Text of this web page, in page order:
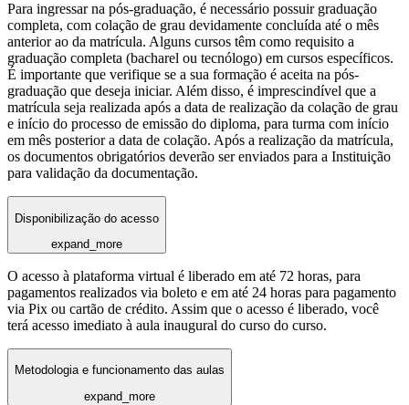
Para ingressar na pós-graduação, é necessário possuir graduação
completa, com colação de grau devidamente concluída até o mês
anterior ao da matrícula. Alguns cursos têm como requisito a
graduação completa (bacharel ou tecnólogo) em cursos específicos.
É importante que verifique se a sua formação é aceita na pós-
graduação que deseja iniciar. Além disso, é imprescindível que a
matrícula seja realizada após a data de realização da colação de grau
e início do processo de emissão do diploma, para turma com início
em mês posterior a data de colação. Após a realização da matrícula,
os documentos obrigatórios deverão ser enviados para a Instituição
para validação da documentação.
Disponibilização do acesso
expand_more
O acesso à plataforma virtual é liberado em até 72 horas, para
pagamentos realizados via boleto e em até 24 horas para pagamento
via Pix ou cartão de crédito. Assim que o acesso é liberado, você
terá acesso imediato à aula inaugural do curso do curso.
Metodologia e funcionamento das aulas
expand_more